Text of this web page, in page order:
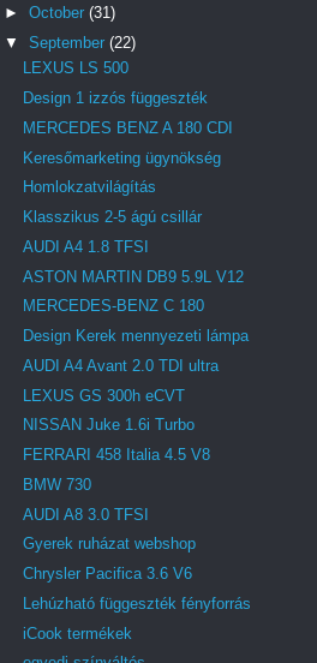
► October (31)
▼ September (22)
LEXUS LS 500
Design 1 izzós függeszték
MERCEDES BENZ A 180 CDI
Keresőmarketing ügynökség
Homlokzatvilágítás
Klasszikus 2-5 ágú csillár
AUDI A4 1.8 TFSI
ASTON MARTIN DB9 5.9L V12
MERCEDES-BENZ C 180
Design Kerek mennyezeti lámpa
AUDI A4 Avant 2.0 TDI ultra
LEXUS GS 300h eCVT
NISSAN Juke 1.6i Turbo
FERRARI 458 Italia 4.5 V8
BMW 730
AUDI A8 3.0 TFSI
Gyerek ruházat webshop
Chrysler Pacifica 3.6 V6
Lehúzható függeszték fényforrás
iCook termékek